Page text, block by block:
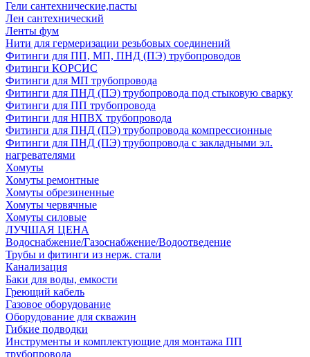
Гели сантехнические,пасты
Лен сантехнический
Ленты фум
Нити для гермеризации резьбовых соединений
Фитинги для ПП, МП, ПНД (ПЭ) трубопроводов
Фитинги КОРСИС
Фитинги для МП трубопровода
Фитинги для ПНД (ПЭ) трубопровода под стыковую сварку
Фитинги для ПП трубопровода
Фитинги для НПВХ трубопровода
Фитинги для ПНД (ПЭ) трубопровода компрессионные
Фитинги для ПНД (ПЭ) трубопровода с закладными эл.
нагревателями
Хомуты
Хомуты ремонтные
Хомуты обрезиненные
Хомуты червячные
Хомуты силовые
ЛУЧШАЯ ЦЕНА
Водоснабжение/Газоснабжение/Водоотведение
Трубы и фитинги из нерж. стали
Канализация
Баки для воды, емкости
Греющий кабель
Газовое оборудование
Оборудование для скважин
Гибкие подводки
Инструменты и комплектующие для монтажа ПП
трубопровода